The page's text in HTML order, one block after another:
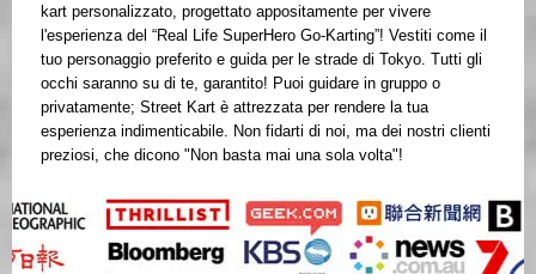
kart personalizzato, progettato appositamente per vivere
l'esperienza del “Real Life SuperHero Go-Karting”! Vestiti come il
tuo personaggio preferito e guida per le strade di Tokyo. Tutti gli
occhi saranno su di te, garantito! Puoi guidare in gruppo o
privatamente; Street Kart è attrezzata per rendere la tua
esperienza indimenticabile. Non fidarti di noi, ma dei nostri clienti
preziosi, che dicono "Non basta mai una sola volta"!